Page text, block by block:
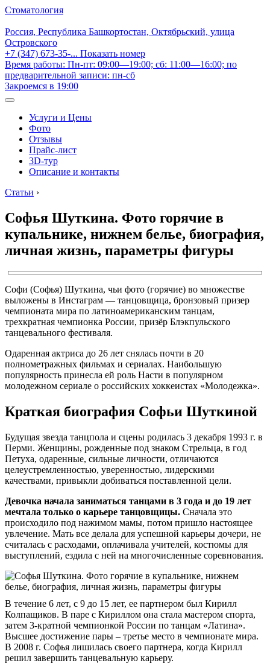
Стоматология
Россия, Республика Башкортостан, Октябрьский, улица
Островского
+7 (347) 673-35-... Показать номер
Время работы: Пн-пт: 09:00—19:00; сб: 11:00—16:00; по
предварительной записи: пн-сб
Закроемся в 19:00
Услуги и Цены
Фото
Отзывы
Прайс-лист
3D-тур
Описание и контакты
Статьи ›
Софья Шуткина. Фото горячие в
купальнике, нижнем белье, биография,
личная жизнь, параметры фигуры
Софи (Софья) Шуткина, чьи фото (горячие) во множестве
выложены в Инстаграм — танцовщица, бронзовый призер
чемпионата мира по латиноамериканским танцам,
трехкратная чемпионка России, призёр Блэкпульского
танцевального фестиваля.
Одаренная актриса до 26 лет снялась почти в 20
полнометражных фильмах и сериалах. Наибольшую
популярность принесла ей роль Насти в популярном
молодежном сериале о российских хоккеистах «Молодежка».
Краткая биография Софьи Шуткиной
Будущая звезда танцпола и сцены родилась 3 декабря 1993 г. в
Перми. Женщины, рожденные под знаком Стрельца, в год
Петуха, одаренные, сильные личности, отличаются
целеустремленностью, уверенностью, лидерскими
качествами, привыкли добиваться поставленной цели.
Девочка начала заниматься танцами в 3 года и до 19 лет
мечтала только о карьере танцовщицы. Сначала это
происходило под нажимом мамы, потом пришло настоящее
увлечение. Мать все делала для успешной карьеры дочери, не
считалась с расходами, оплачивала учителей, костюмы для
выступлений, ездила с ней на многочисленные соревнования.
В течение 6 лет, с 9 до 15 лет, ее партнером был Кирилл
Колпащиков. В паре с Кириллом она стала мастером спорта,
затем 3-кратной чемпионкой России по танцам «Латина».
Высшее достижение пары – третье место в чемпионате мира.
В 2008 г. Софья лишилась своего партнера, когда Кирилл
решил завершить танцевальную карьеру.